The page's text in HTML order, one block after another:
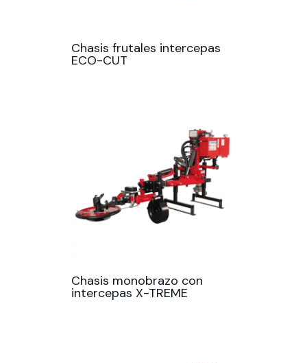
Chasis frutales intercepas
ECO-CUT
Chasis monobrazo con
intercepas X-TREME